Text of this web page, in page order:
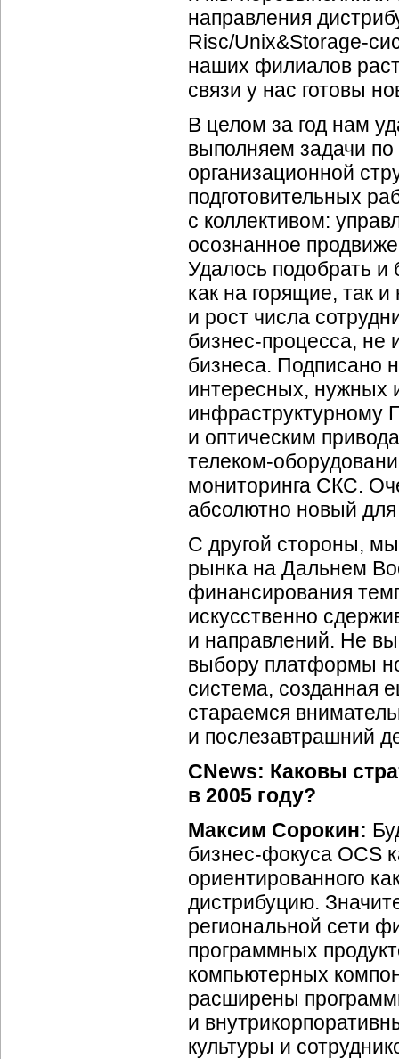
направления
Risc/Unix&Storage-
наших филиалов
связи у нас готовы
В целом за год нам
выполняем задачи
организационной
подготовительных
с коллективом:
осознанное
Удалось подобрать
как на горящие, так
и рост числа
бизнес-процесса, не
бизнеса. Подписано
интересных, нужных
инфраструктурному
и оптическим
телеком-
мониторинга СКС.
абсолютно новый
С другой стороны,
рынка на Дальнем
финансирования
искусственно
и направлений. Не
выбору платформы
система, созданная
стараемся
и послезавтрашний
CNews: Каковы
в 2005 году?
Максим Сорокин:
бизнес-фокуса OCS
ориентированного
дистрибуцию.
региональной сети
программных
компьютерных
расширены
и
культуры и